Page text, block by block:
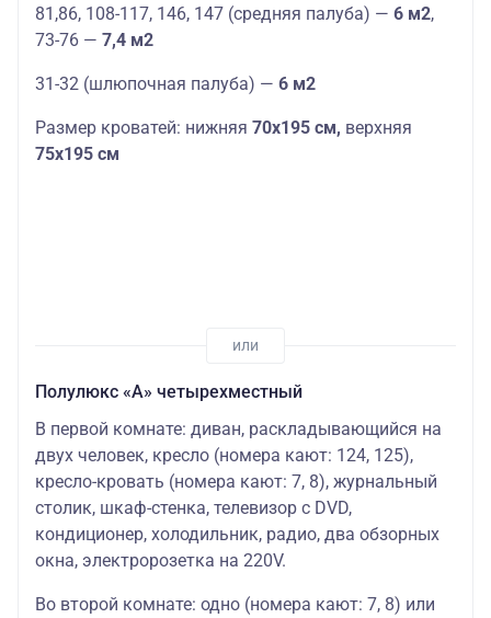
81,86, 108-117, 146, 147 (средняя палуба) — 6 м2,
73-76 — 7,4 м2
31-32 (шлюпочная палуба) — 6 м2
Размер кроватей: нижняя 70х195 см, верхняя
75х195 см
Полулюкс «А» четырехместный
В первой комнате: диван, раскладывающийся на
двух человек, кресло (номера кают: 124, 125),
кресло-кровать (номера кают: 7, 8), журнальный
столик, шкаф-стенка, телевизор с DVD,
кондиционер, холодильник, радио, два обзорных
окна, электророзетка на 220V.
Во второй комнате: одно (номера кают: 7, 8) или